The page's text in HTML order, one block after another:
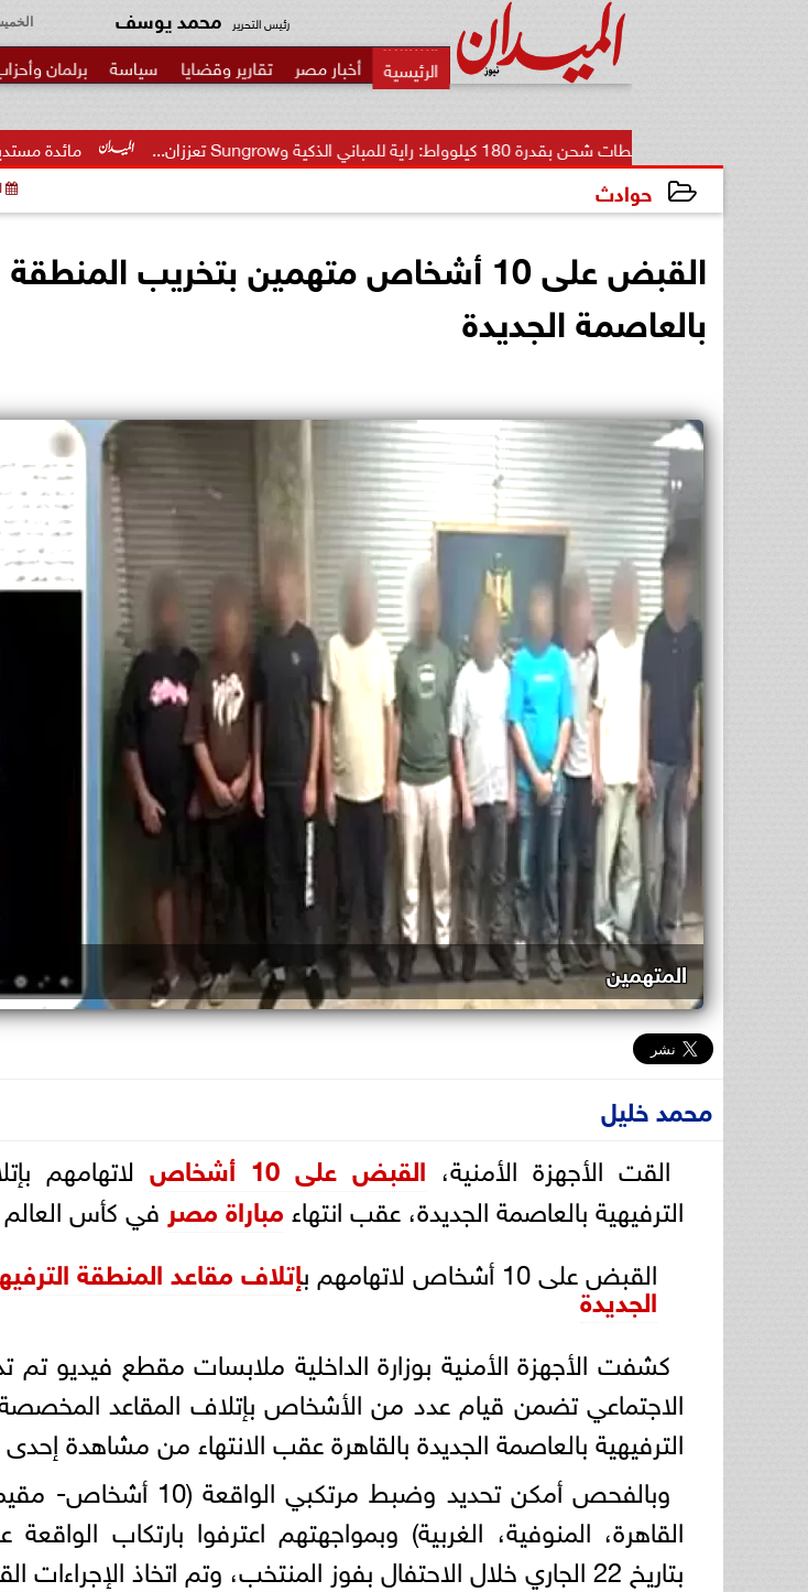
رئيس التحرير محمد يوسف
أخبار مصر تقارير وقضايا سياسة برلمان
مائدة مستديرة مع النائب
حوادث
القبض على 10 أشخاص متهمين بتخريب
بالعاصمة الجديدة
المتهمين
محمد خليل
القت الأجهزة الأمنية، القبض على 10 أشخاص
لاتهامهم
الترفيهية بالعاصمة الجديدة، عقب انتهاءمباراة مصر في كأس العالم
القبض على 10 أشخاص لاتهامهم ب
إتلاف مقاعد المنطقة
الجديدة
كشفت الأجهزة الأمنية بوزارة الداخلية ملابسات مقطع فيديو تم
الاجتماعي تضمن قيام عدد من الأشخاص بإتلاف المقاعد
الترفيهية بالعاصمة الجديدة بالقاهرة عقب الانتهاء من مشاهدة إحدى
وبالفحص أمكن تحديد وضبط
القاهرة، المنوفية، الغربية) وبمواجهتهم اعترفوا بارتكاب
بتاريخ 22 الجاري خلال الاحتفال بفوز المنتخب، وتم اتخاذ الإجراءات القانونية.